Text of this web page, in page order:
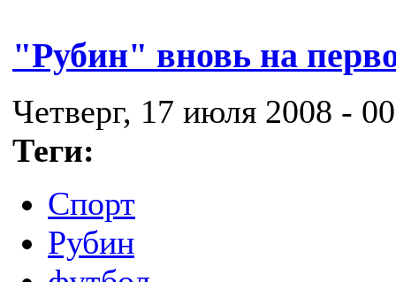
"Рубин" вновь на
Четверг, 17 июля 2008 -
Теги:
Спорт
Рубин